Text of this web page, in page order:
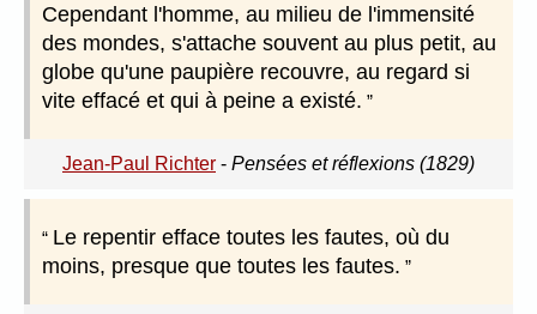
Cependant l'homme, au milieu de l'immensité
des mondes, s'attache souvent au plus petit, au
globe qu'une paupière recouvre, au regard si
vite effacé et qui à peine a existé.
Jean-Paul Richter - Pensées et réflexions (1829)
Le repentir efface toutes les fautes, où du
moins, presque que toutes les fautes.